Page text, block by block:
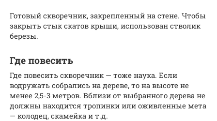
Готовый скворечник, закрепленный на стене. Чтобы
закрыть стык скатов крыши, использован стволик
березы.
Где повесить
Где повесить скворечник — тоже наука. Если
водружать собрались на дереве, то на высоте не
менее 2,5-3 метров. Вблизи от выбранного дерева не
должны находится тропинки или оживленные мета
— колодец, скамейка и т.д.